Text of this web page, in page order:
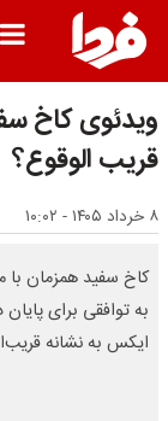
ویدئوی کاخ
قریب الوقوع؟
۸ خرداد ۱۴۰۵ - ۱۰:۰۲
کاخ سفید همزمان با
به توافقی برای
ایکس به نشانه